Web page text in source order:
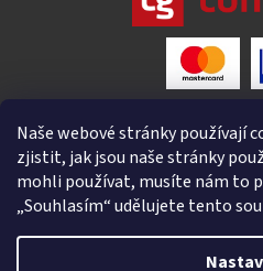
Naše webové stránky používají
zjistit, jak jsou naše stránky
mohli používat, musíte nám to
„Souhlasím“ udělujete tento